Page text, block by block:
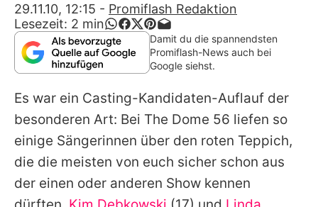
App runterladen
Team
Redaktionelle Richtlinien
Impressum
Nutzungsbedingungen
29.11.10, 12:15 - Promiflash Redaktion
Lesezeit: 2 min
Damit du die spannendsten
Promiflash-News auch bei
Google siehst.
Es war ein Casting-Kandidaten-Auflauf der
besonderen Art: Bei The Dome 56 liefen so
einige Sängerinnen über den roten Teppich,
die die meisten von euch sicher schon aus
der einen oder anderen Show kennen